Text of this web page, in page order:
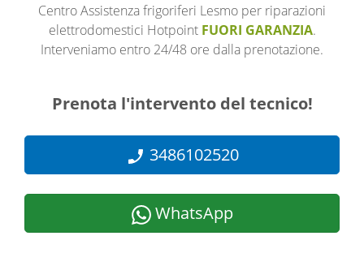
Centro Assistenza frigoriferi Lesmo per riparazioni
elettrodomestici Hotpoint FUORI GARANZIA.
Interveniamo entro 24/48 ore dalla prenotazione.
Prenota l'intervento del tecnico!
3486102520
WhatsApp